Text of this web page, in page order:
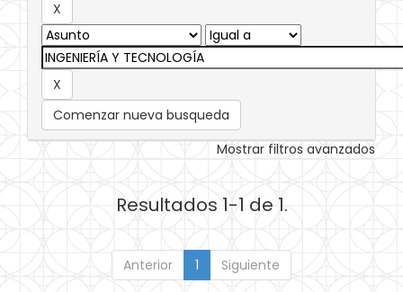
Comenzar nueva busqueda
Mostrar filtros avanzados
Resultados 1-1 de 1.
Anterior 1 Siguiente